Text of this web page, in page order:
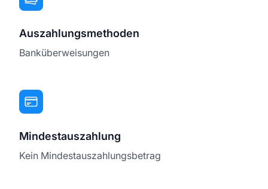
Auszahlungsmethoden
Banküberweisungen
Mindestauszahlung
Kein Mindestauszahlungsbetrag